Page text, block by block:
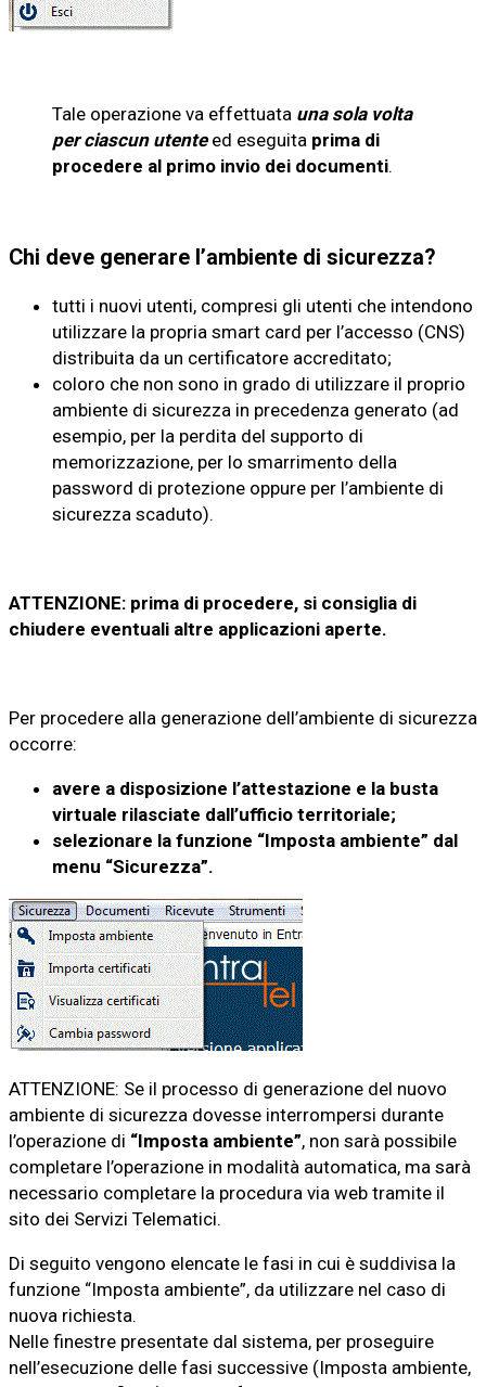
Tale operazione va effettuata una sola volta
per ciascun utenteed eseguita prima di
procedere al primo invio dei documenti.
Chi deve generare l’ambiente di sicurezza?
tutti i nuovi utenti, compresi gli utenti che intendono
utilizzare la propria smart card per l’accesso (CNS)
distribuita da un certificatore accreditato;
coloro che non sono in grado di utilizzare il proprio
ambiente di sicurezza in precedenza generato (ad
esempio, per la perdita del supporto di
memorizzazione, per lo smarrimento della
password di protezione oppure per l’ambiente di
sicurezza scaduto).
ATTENZIONE: prima di procedere, si consiglia di
chiudere eventuali altre applicazioni aperte.
Per procedere alla generazione dell’ambiente di sicurezza
occorre:
avere a disposizione l’attestazione e la busta
virtuale rilasciate dall’ufficio territoriale;
selezionare la funzione “Imposta ambiente” dal
menu “Sicurezza”.
ATTENZIONE: Se il processo di generazione del nuovo
ambiente di sicurezza dovesse interrompersi durante
l’operazione di “Imposta ambiente”, non sarà possibile
completare l’operazione in modalità automatica, ma sarà
necessario completare la procedura via web tramite il
sito dei Servizi Telematici.
Di seguito vengono elencate le fasi in cui è suddivisa la
funzione “Imposta ambiente”, da utilizzare nel caso di
nuova richiesta.
Nelle finestre presentate dal sistema, per proseguire
nell’esecuzione delle fasi successive (Imposta ambiente,